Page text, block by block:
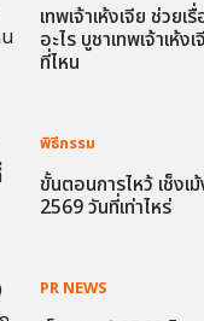
เทพเจ้าเห้งเจีย ช่วยเ
อะไร บูชาเทพเจ้าเห้งเ
ที่ไหน
พิธีกรรม
ขั้นตอนการไหว้ เช็งเ
2569 วันที่เท่าไหร่
PR NEWS